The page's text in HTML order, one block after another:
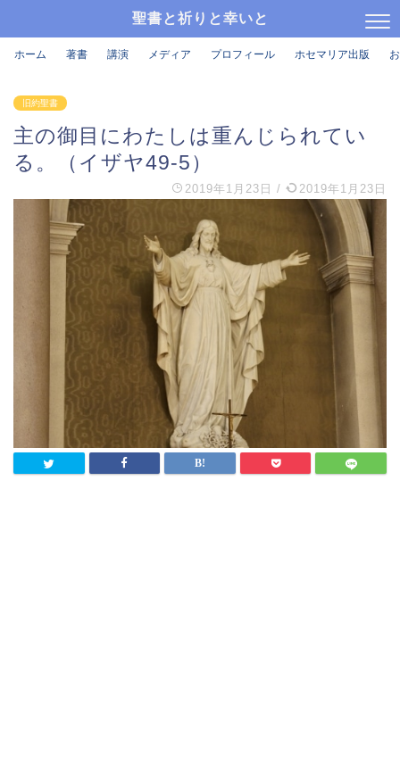
聖書と祈りと幸いと
ホーム 著書 講演 メディア プロフィール ホセマリア出版
旧約聖書
主の御目にわたしは重んじられてい
る。（イザヤ49‐5）
2019年1月23日 / 2019年1月23日